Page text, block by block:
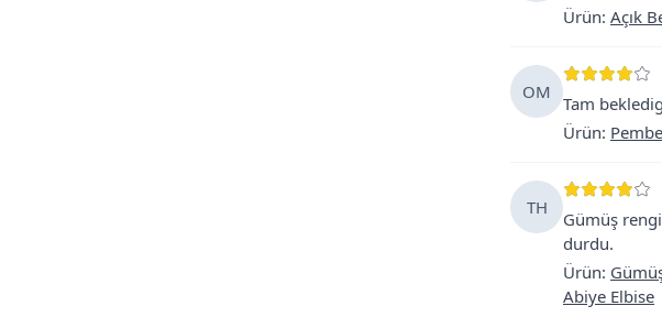
Ürün: Açık
OM
Tam
Ürün:
TH
Gümüş
durdu.
Ürün:
Abiye Elbise